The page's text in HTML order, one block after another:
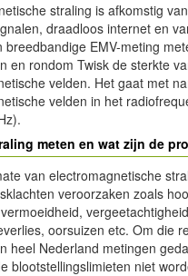
straling is afkomstig
draadloos internet en
breedbandige EMV-meting
en rondom Twisk de sterkte
velden. Het gaat met
velden in het
meten en wat zijn de
van electromagnetische
veroorzaken zoals
oorsuizen etc. Om die
heel Nederland metingen
blootstellingslimieten niet